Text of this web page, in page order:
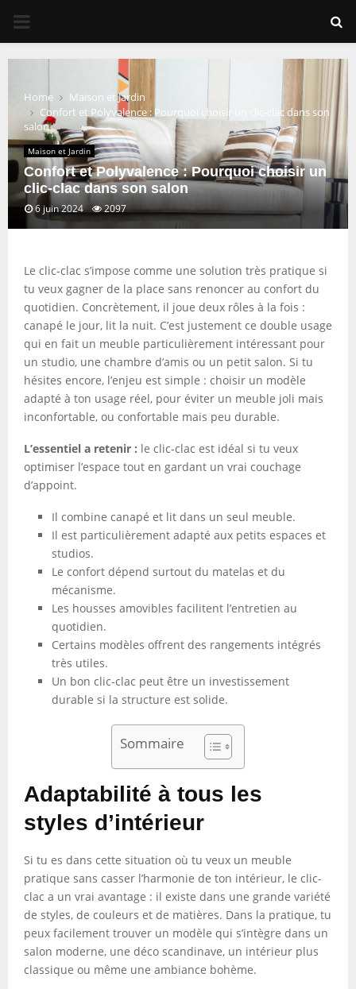
PRIMARY
MENU
Home
Maison et Jardin
Confort et Polyvalence : Pourquoi choisir un clic-clac dans son
salon
Maison et Jardin
Confort et Polyvalence : Pourquoi choisir un
clic-clac dans son salon
6 juin 2024 2097
Le clic-clac s’impose comme une solution très pratique si
tu veux gagner de la place sans renoncer au confort du
quotidien. Concrètement, il joue deux rôles à la fois :
canapé le jour, lit la nuit. C’est justement ce double usage
qui en fait un meuble particulièrement intéressant pour
un studio, une chambre d’amis ou un petit salon. Si tu
hésites encore, l’enjeu est simple : choisir un modèle
adapté à ton usage réel, pour éviter un meuble joli mais
inconfortable, ou confortable mais peu durable.
L’essentiel a retenir : le clic-clac est idéal si tu veux
optimiser l’espace tout en gardant un vrai couchage
d’appoint.
Il combine canapé et lit dans un seul meuble.
Il est particulièrement adapté aux petits espaces et
studios.
Le confort dépend surtout du matelas et du
mécanisme.
Les housses amovibles facilitent l’entretien au
quotidien.
Certains modèles offrent des rangements intégrés
très utiles.
Un bon clic-clac peut être un investissement
durable si la structure est solide.
Sommaire
Adaptabilité à tous les
styles d’intérieur
Si tu es dans cette situation où tu veux un meuble
pratique sans casser l’harmonie de ton intérieur, le clic-
clac a un vrai avantage : il existe dans une grande variété
de styles, de couleurs et de matières. Dans la pratique, tu
peux facilement trouver un modèle qui s’intègre dans un
salon moderne, une déco scandinave, un intérieur plus
classique ou même une ambiance bohème.